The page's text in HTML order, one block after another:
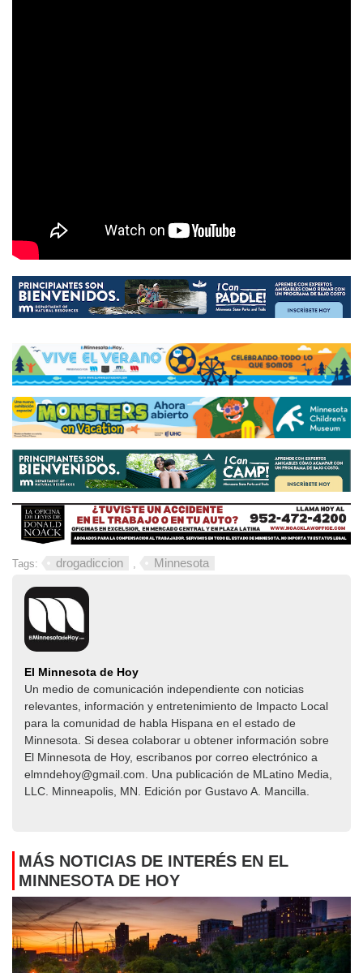
Tags: drogadiccion , Minnesota
El Minnesota de Hoy
Un medio de comunicación independiente con noticias
relevantes, información y entretenimiento de Impacto Local​​
para la comunidad de habla Hispana en el estado de
Minnesota. Si desea colaborar u obtener información sobre
El Minnesota de Hoy, escribanos por correo electrónico a
elmndehoy@gmail.com. Una publicación de MLatino Media,
LLC. Minneapolis, MN. Edición por Gustavo A. Mancilla.
MÁS NOTICIAS DE INTERÉS EN EL
MINNESOTA DE HOY